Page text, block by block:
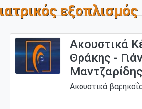
ιατρικός εξοπλισμός
Ακουστικά
Θράκης -
Μαντζαρίδης
Ακουστικά